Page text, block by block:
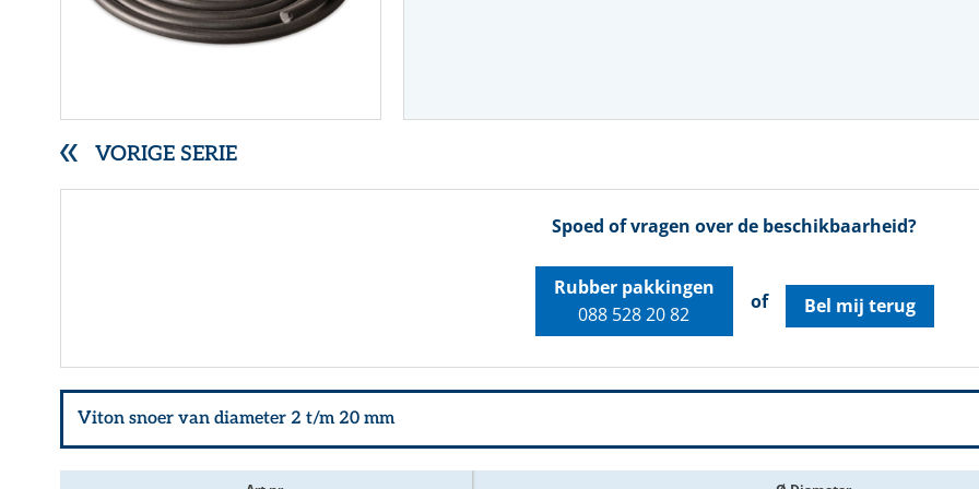
RVS gegolfde pakkingen
Overige (Semi)metallieke pakkingen
Stopbuspakkingen
Mechanische asafdichtingen
Pre-vent regelkleppen
VORIGE SERIE
Spoed of vragen over de beschikbaarheid?
Rubber pakkingen
088 528 20 82
of Bel mij terug